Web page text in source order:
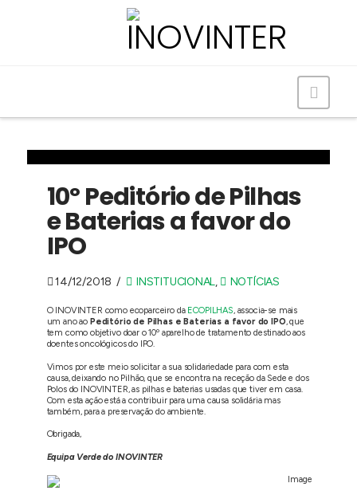
10º Peditório de Pilhas
e Baterias a favor do
IPO
14/12/2018 INSTITUCIONAL, NOTÍCIAS
O INOVINTER como ecoparceiro da ECOPILHAS, associa-se mais
um anoao Peditório de Pilhas e Baterias a favor do IPO, que
tem como objetivo doar o 10º aparelho de tratamentodestinado aos
doentes oncológicos do IPO.
Vimos por este meio solicitar a sua solidariedade para com esta
causa, deixando no Pilhão, que se encontra na receção da Sede e dos
Polos do INOVINTER, as pilhas e baterias usadas que tiver em casa.
Com esta ação está a contribuir para uma causa solidária mas
também, para a preservação do ambiente.
Obrigada,
Equipa Verde do INOVINTER